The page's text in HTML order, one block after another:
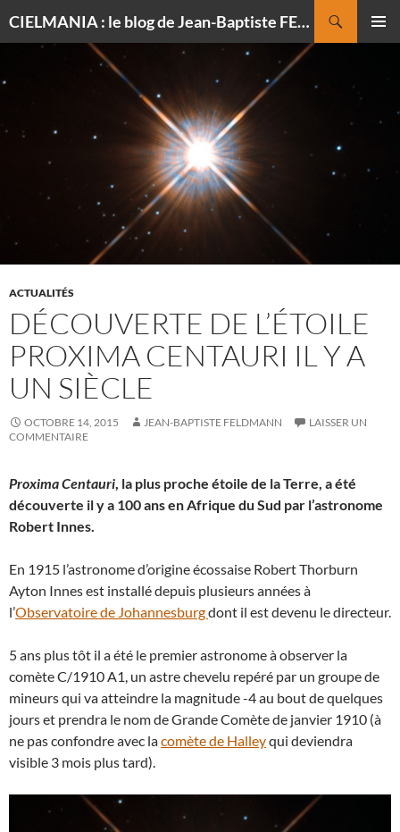
CIELMANIA : le blog de Jean-Baptiste FELDMANN, photographe du ciel
ACTUALITÉS
DÉCOUVERTE DE L’ÉTOILE
PROXIMA CENTAURI IL Y A
UN SIÈCLE
OCTOBRE 14, 2015 JEAN-BAPTISTE FELDMANN
LAISSER UN
COMMENTAIRE
Proxima Centauri, la plus proche étoile de la Terre, a été
découverte il y a 100 ans en Afrique du Sud par l’astronome
Robert Innes.
En 1915 l’astronome d’origine écossaise Robert Thorburn
Ayton Innes est installé depuis plusieurs années à
l’Observatoire de Johannesburgdont il est devenu le directeur.
5 ans plus tôt il a été le premier astronome à observer la
comète C/1910 A1, un astre chevelu repéré par un groupe de
mineurs qui va atteindre la magnitude -4 au bout de quelques
jours et prendra le nom de Grande Comète de janvier 1910 (à
ne pas confondre avec lacomète de Halleyqui deviendra
visible 3 mois plus tard).